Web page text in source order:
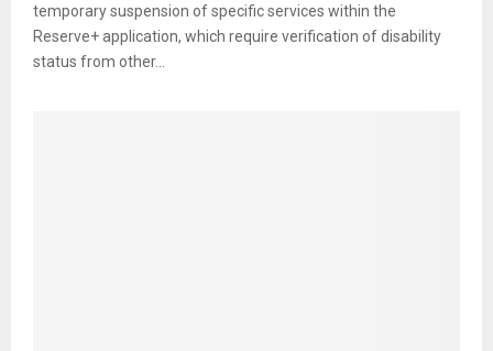
temporary suspension of specific services within the
Reserve+ application, which require verification of disability
status from other...